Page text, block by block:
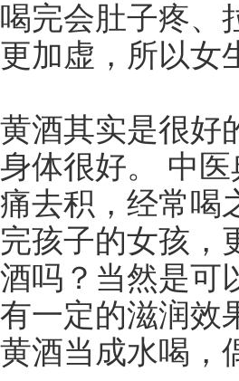
喝完会肚子疼、
更加虚，所以女
黄酒其实是很好
身体很好。 中
痛去积，经常喝
完孩子的女孩，
酒吗？当然是可
有一定的滋润效
黄酒当成水喝，